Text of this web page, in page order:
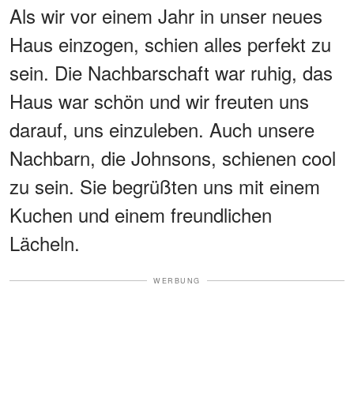
Als wir vor einem Jahr in unser neues
Haus einzogen, schien alles perfekt zu
sein. Die Nachbarschaft war ruhig, das
Haus war schön und wir freuten uns
darauf, uns einzuleben. Auch unsere
Nachbarn, die Johnsons, schienen cool
zu sein. Sie begrüßten uns mit einem
Kuchen und einem freundlichen
Lächeln.
WERBUNG